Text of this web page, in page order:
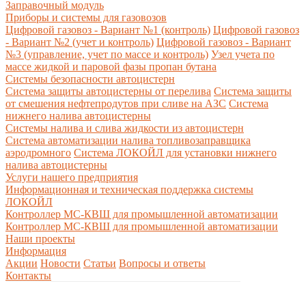
Заправочный модуль
Приборы и системы для газовозов
Цифровой газовоз - Вариант №1 (контроль) Цифровой газовоз
- Вариант №2 (учет и контроль) Цифровой газовоз - Вариант
№3 (управление, учет по массе и контроль) Узел учета по
массе жидкой и паровой фазы пропан бутана
Системы безопасности автоцистерн
Система защиты автоцистерны от перелива Система защиты
от смешения нефтепродутов при сливе на АЗС Система
нижнего налива автоцистерны
Системы налива и слива жидкости из автоцистерн
Система автоматизации налива топливозаправщика
аэродромного Система ЛОКОЙЛ для установки нижнего
налива автоцистерны
Услуги нашего предприятия
Информационная и техническая поддержка системы
ЛОКОЙЛ
Контроллер МС-КВШ для промышленной автоматизации
Контроллер МС-КВШ для промышленной автоматизации
Наши проекты
Информация
Акции Новости Статьи Вопросы и ответы
Контакты